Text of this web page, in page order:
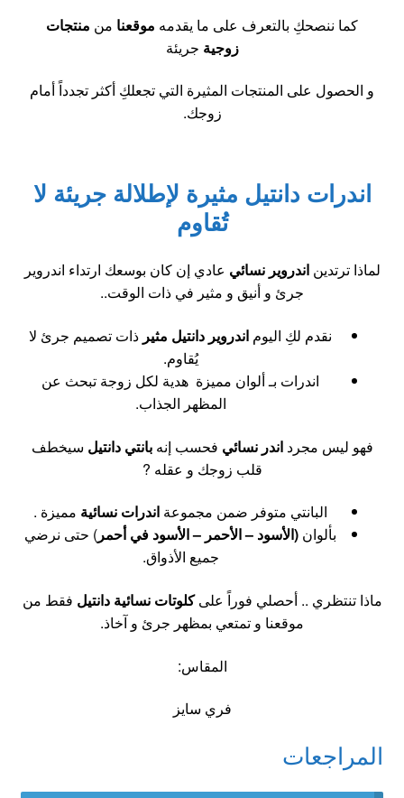
كما ننصحكِ بالتعرف على ما يقدمه موقعنا من منتجات
زوجية جريئة
و الحصول على المنتجات المثيرة التي تجعلكِ أكثر تجدداً أمام
زوجك.
اندرات دانتيل مثيرة لإطلالة جريئة لا
تُقاوم
لماذا ترتديناندروير نسائي عادي إن كان بوسعك ارتداء اندروير
جرئ و أنيق و مثير في ذات الوقت..
نقدم لكِ اليوم اندروير دانتيل مثير ذات تصميم جرئ لا
يُقاوم.
اندرات بـ ألوان مميزة هدية لكل زوجة تبحث عن
المظهر الجذاب.
فهو ليس مجرداندر نسائي فحسب إنهبانتي دانتيل سيخطف
قلب زوجك و عقله ?
البانتي متوفر ضمن مجموعة اندرات نسائية مميزة .
بألوان (الأسود – الأحمر – الأسود في أحمر) حتى نرضي
جميع الأذواق.
ماذا تنتظري .. أحصلي فوراً علىكلوتات نسائية دانتيل فقط من
موقعنا و تمتعي بمظهر جرئ و آخاذ.
المقاس:
فري سايز
المراجعات